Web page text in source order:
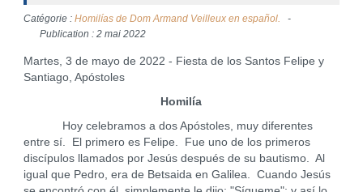
Catégorie : Homilías de Dom Armand Veilleux en español.
Publication : 2 mai 2022
Martes, 3 de mayo de 2022 - Fiesta de los Santos Felipe y
Santiago, Apóstoles
Homilía
Hoy celebramos a dos Apóstoles, muy diferentes
entre sí. El primero es Felipe. Fue uno de los primeros
discípulos llamados por Jesús después de su bautismo. Al
igual que Pedro, era de Betsaida en Galilea. Cuando Jesús